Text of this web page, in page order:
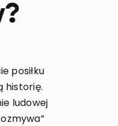
posiłku
historię.
ludowej